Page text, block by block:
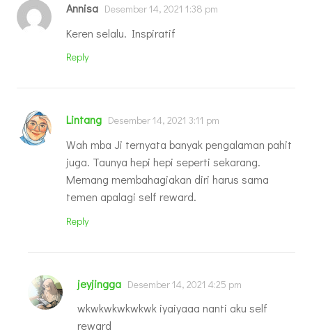
Annisa Desember 14, 2021 1:38 pm
Keren selalu. Inspiratif
Reply
Lintang Desember 14, 2021 3:11 pm
Wah mba Ji ternyata banyak pengalaman pahit
juga. Taunya hepi hepi seperti sekarang.
Memang membahagiakan diri harus sama
temen apalagi self reward.
Reply
jeyjingga Desember 14, 2021 4:25 pm
wkwkwkwkwkwk iyaiyaaa nanti aku self
reward